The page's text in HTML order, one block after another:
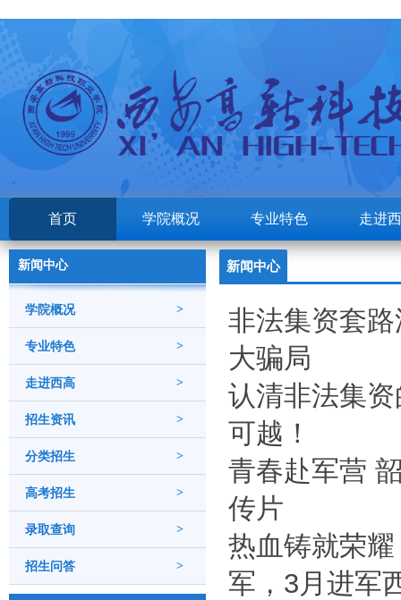
首页 学院概况 专业特色 走进
新闻中心
>
学院概况
>
专业特色
>
走进西高
>
招生资讯
>
分类招生
>
高考招生
>
录取查询
>
招生问答
新闻中心
非法集资套
大骗局
认清非法集
可越！
青春赴军营
传片
热血铸就荣
军，3月进军